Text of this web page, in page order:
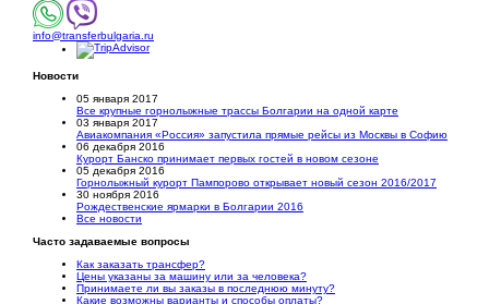
info@transferbulgaria.ru
Новости
05 января 2017
Все крупные горнолыжные трассы Болгарии на одной карте
03 января 2017
Авиакомпания «Россия» запустила прямые рейсы из Москвы в Софию
06 декабря 2016
Курорт Банско принимает первых гостей в новом сезоне
05 декабря 2016
Горнолыжный курорт Пампорово открывает новый сезон 2016/2017
30 ноября 2016
Рождественские ярмарки в Болгарии 2016
Все новости
Часто задаваемые вопросы
Как заказать трансфер?
Цены указаны за машину или за человека?
Принимаете ли вы заказы в последнюю минуту?
Какие возможны варианты и способы оплаты?